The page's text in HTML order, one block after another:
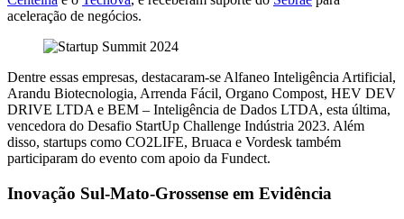
aceleração de negócios.
Dentre essas empresas, destacaram-se Alfaneo Inteligência Artificial,
Arandu Biotecnologia, Arrenda Fácil, Organo Compost, HEV DEV
DRIVE LTDA e BEM – Inteligência de Dados LTDA, esta última,
vencedora do Desafio StartUp Challenge Indústria 2023. Além
disso, startups como CO2LIFE, Bruaca e Vordesk também
participaram do evento com apoio da Fundect.
Inovação Sul-Mato-Grossense em Evidência